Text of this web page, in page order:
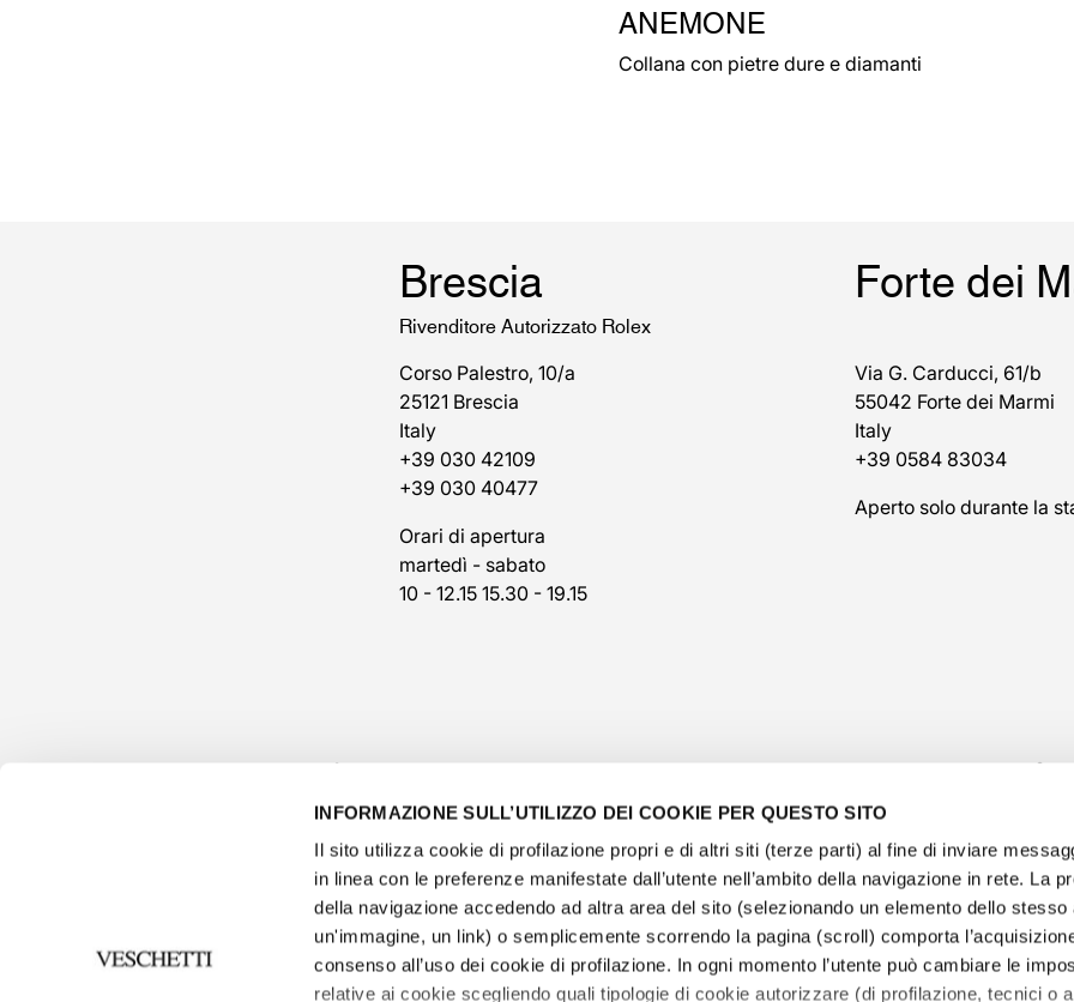
INFORMAZIONE SULL’UTILIZZO DEI COOKIE PER QUESTO SITO
Il sito utilizza cookie di profilazione propri e di altri siti (terze parti) al fine di inviare
in linea con le preferenze manifestate dall’utente nell’ambito della navigazione in rete. La
della navigazione accedendo ad altra area del sito (selezionando un elemento dello stesso
un'immagine, un link) o semplicemente scorrendo la pagina (scroll) comporta
consenso all’uso dei cookie di profilazione. In ogni momento l’utente può cambiare le
relative ai cookie scegliendo quali tipologie di cookie autorizzare (di profilazione, tecnici o
ANEMONE
Collana con pietre dure e diamanti
Brescia
Rivenditore Autorizzato Rolex
Corso Palestro, 10/a
25121 Brescia
Italy
+39 030 42109
+39 030 40477
Orari di apertura
martedì - sabato
10 - 12.15 15.30 - 19.15
Forte dei
Via G. Carducci, 61/b
55042 Forte dei Marmi
Italy
+39 0584 83034
Aperto solo durante la
@veschetti1949-@veschettiboutique
privacy policy-cookies policy-ethical code -modello di